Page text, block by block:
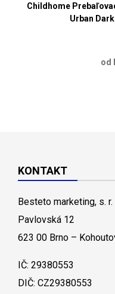
Childhome
Urban
od
KONTAKT
Besteto marketing, s. r.
Pavlovská 12
623 00 Brno –
IČ: 29380553
DIČ: CZ29380553